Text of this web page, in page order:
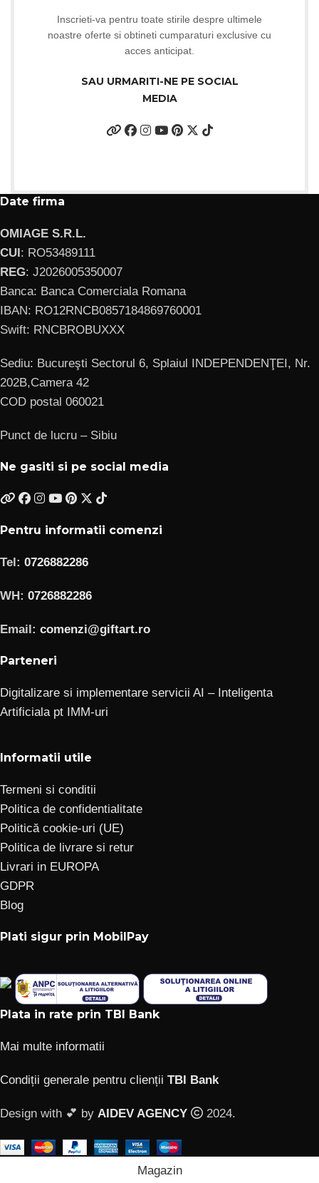
Inscrieti-va pentru toate stirile despre ultimele
noastre oferte si obtineti cumparaturi exclusive cu
acces anticipat.
SAU URMARITI-NE PE SOCIAL
MEDIA
Date firma
OMIAGE S.R.L.
CUI: RO53489111
REG: J2026005350007
Banca: Banca Comerciala Romana
IBAN: RO12RNCB0857184869760001
Swift: RNCBROBUXXX
Sediu: Bucureşti Sectorul 6, Splaiul INDEPENDENŢEI, Nr.
202B,Camera 42
COD postal 060021
Punct de lucru – Sibiu
Ne gasiti si pe social media
Pentru informatii comenzi
Tel: 0726882286
WH: 0726882286
Email: comenzi@giftart.ro
Parteneri
Digitalizare si implementare servicii AI – Inteligenta
Artificiala pt IMM-uri
Informatii utile
Termeni si conditii
Politica de confidentialitate
Politică cookie-uri (UE)
Politica de livrare si retur
Livrari in EUROPA
GDPR
Blog
Plati sigur prin MobilPay
Plata in rate prin TBI Bank
Mai multe informatii
Condiții generale pentru clienții TBI Bank
Design with 💕 by AIDEV AGENCY 2024.
Magazin